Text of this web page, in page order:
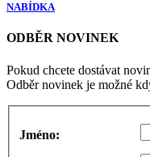
NABÍDKA
ODBĚR NOVINEK
Pokud chcete dostávat
Odběr novinek je možné
Jméno: